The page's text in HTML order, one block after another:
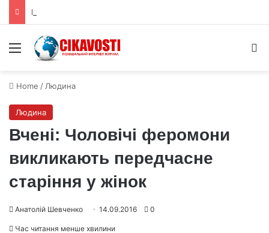
Menu
Home / Людина
Людина
Вчені: Чоловічі феромони
викликають передчасне
старіння у жінок
Анатолій Шевченко 14.09.2016 0
Час читання менше хвилини